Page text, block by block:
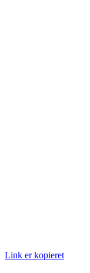
Link er kopieret